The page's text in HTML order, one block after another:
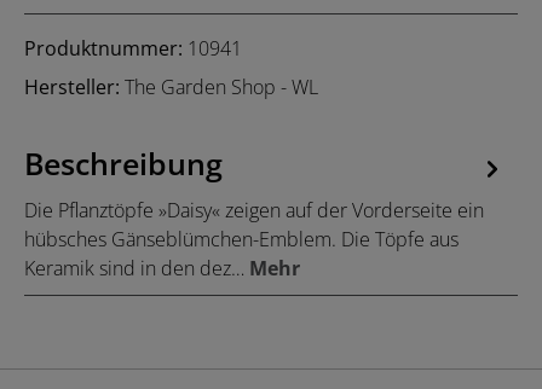
Produktnummer: 10941
Hersteller: The Garden Shop - WL
Beschreibung
Die Pflanztöpfe »Daisy« zeigen auf der Vorderseite ein
hübsches Gänseblümchen-Emblem. Die Töpfe aus
Keramik sind in den dez… Mehr